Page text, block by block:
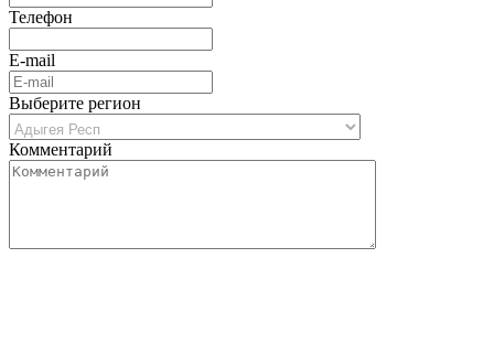
Телефон
E-mail
Выберите регион
Комментарий